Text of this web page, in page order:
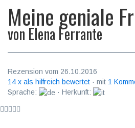
Meine geniale
von Elena Ferrante
Rezension vom 26.10.2016
14 x als hilfreich bewertet · mit 1
Sprache:
· Herkunft: